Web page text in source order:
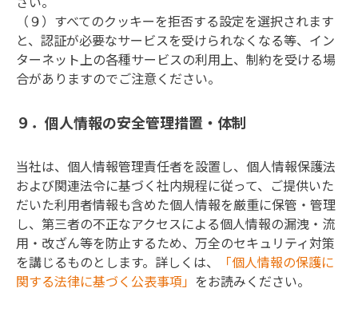
（９）すべてのクッキーを拒否する設定を選択されます
と、認証が必要なサービスを受けられなくなる等、イン
ターネット上の各種サービスの利用上、制約を受ける場
合がありますのでご注意ください。
９．個人情報の安全管理措置・体制
当社は、個人情報管理責任者を設置し、個人情報保護法
および関連法令に基づく社内規程に従って、ご提供いた
だいた利用者情報も含めた個人情報を厳重に保管・管理
し、第三者の不正なアクセスによる個人情報の漏洩・流
用・改ざん等を防止するため、万全のセキュリティ対策
を講じるものとします。詳しくは、
「個人情報の保護に
関する法律に基づく公表事項」 をお読みください。